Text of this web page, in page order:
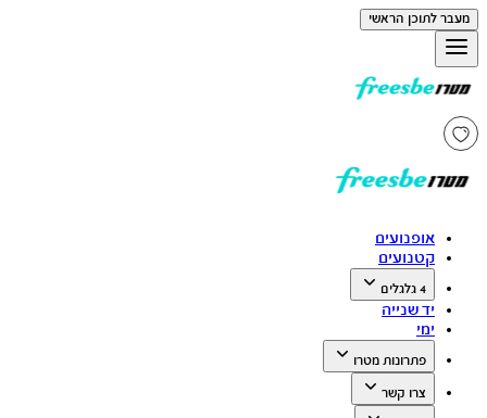
מעבר לתוכן הראשי
אופנועים
קטנועים
4 גלגלים
יד שנייה
ימי
פתרונות מטרו
צרו קשר